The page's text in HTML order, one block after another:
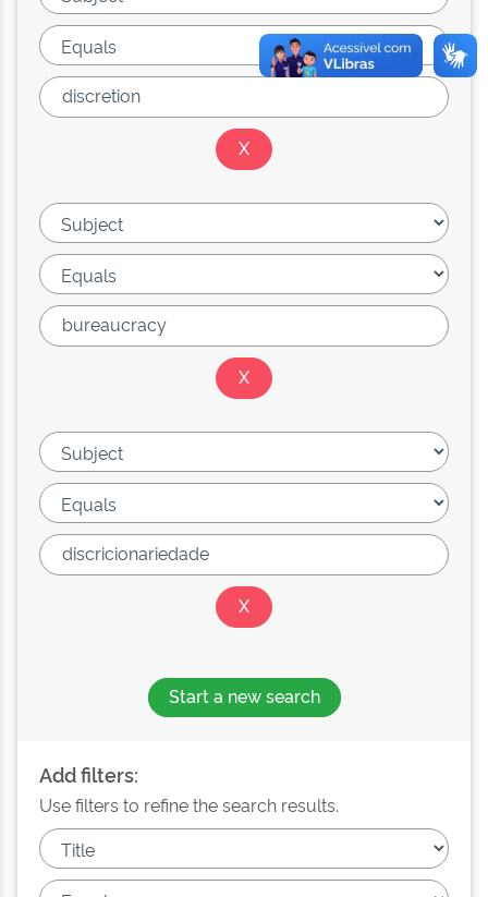
Start a new search
Add filters:
Use filters to refine the search results.